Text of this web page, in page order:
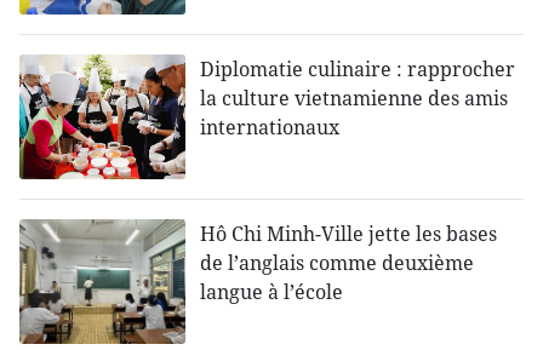
Diplomatie culinaire : rapprocher
la culture vietnamienne des amis
internationaux
Hô Chi Minh-Ville jette les bases
de l’anglais comme deuxième
langue à l’école